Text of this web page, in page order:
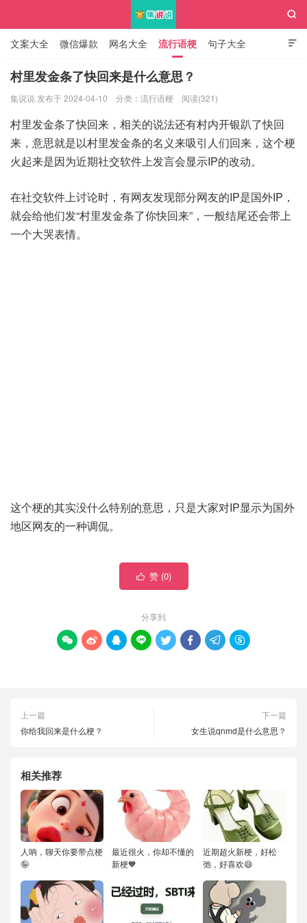

文案大全 微信爆款 网名大全 流行语梗 句子大全
知识大全

村里发金条了快回来是什么意思？
集说说 发布于 2024-04-10 分类： 流行语梗 阅读(321)
村里发金条了快回来，相关的说法还有村内开银趴了快回
来，意思就是以村里发金条的名义来吸引人们回来，这个梗
火起来是因为近期社交软件上发言会显示IP的改动。
在社交软件上讨论时，有网友发现部分网友的IP是国外IP，
就会给他们发“村里发金条了你快回来”，一般结尾还会带上
一个大哭表情。
这个梗的其实没什么特别的意思，只是大家对IP显示为国外
地区网友的一种调侃。
 赞 (0)
分享到
       
上一篇
你给我回来是什么梗？
下一篇
女生说qnmd是什么意思？
相关推荐
人呐，聊天你要带点梗
🤪
最近很火，你却不懂的
新梗🧡
近期超火新梗，好松
弛，好喜欢😄